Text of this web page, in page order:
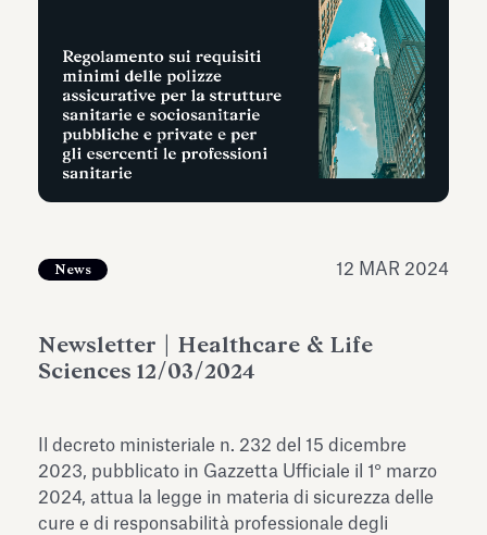
Fondazione Torlonia inaugura la
mostra Marmora Romana
ampliando gli spazi espositivi
dell’Antiquarium di Villa Albani
Torlonia
Leggi tutto
Chiomenti
EcoVadis
News 12 MAR 2024
Newsletter | Healthcare & Life
Sciences 12/03/2024
Il decreto ministeriale n. 232 del 15 dicembre
2023, pubblicato in Gazzetta Ufficiale il 1° marzo
2024, attua la legge in materia di sicurezza delle
cure e di responsabilità professionale degli